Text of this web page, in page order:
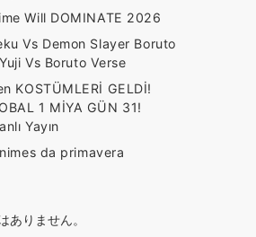
Will DOMINATE 2026
Vs Demon Slayer Boruto
Vs Boruto Verse
KOSTÜMLERİ GELDİ!
1 MİYA GÜN 31!
Yayın
da primavera
ありません。